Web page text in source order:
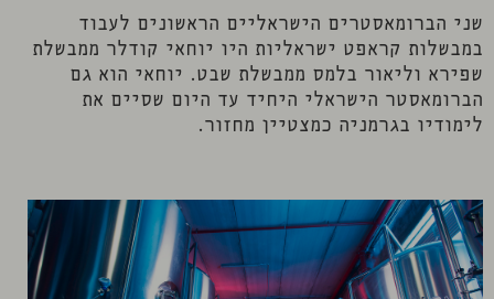
שני הברומאסטרים הישראליים הראשונים לעבוד
במבשלות קראפט ישראליות היו יוחאי קודלר ממבשלת
שפירא וליאור בלמס ממבשלת שבט. יוחאי הוא גם
הברומאסטר הישראלי היחיד עד היום שסיים את
לימודיו בגרמניה כמצטיין מחזור.